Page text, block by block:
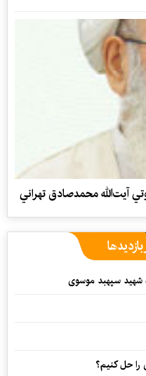
آيت‌الله محمدصادق تهراني
شهید سپهبد موسوی
را حل کنیم؟